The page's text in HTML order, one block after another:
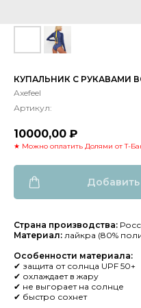
КУПАЛЬНИК С РУКАВАМИ
Axefeel
Артикул:
10000,00 ₽
★ Можно оплатить Долями от Т-
Страна производства:
Материал: лайкра (80%
Особенности материала:
✔ защита от солнца UPF 50+
✔ охлаждает в жару
✔ не выгорает на солнце
✔ быстро сохнет